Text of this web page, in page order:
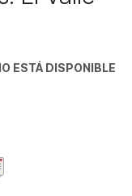
ESTÁ DISPONIBLE